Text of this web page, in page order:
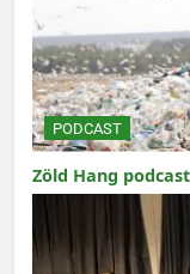
PODCAST
Zöld Hang